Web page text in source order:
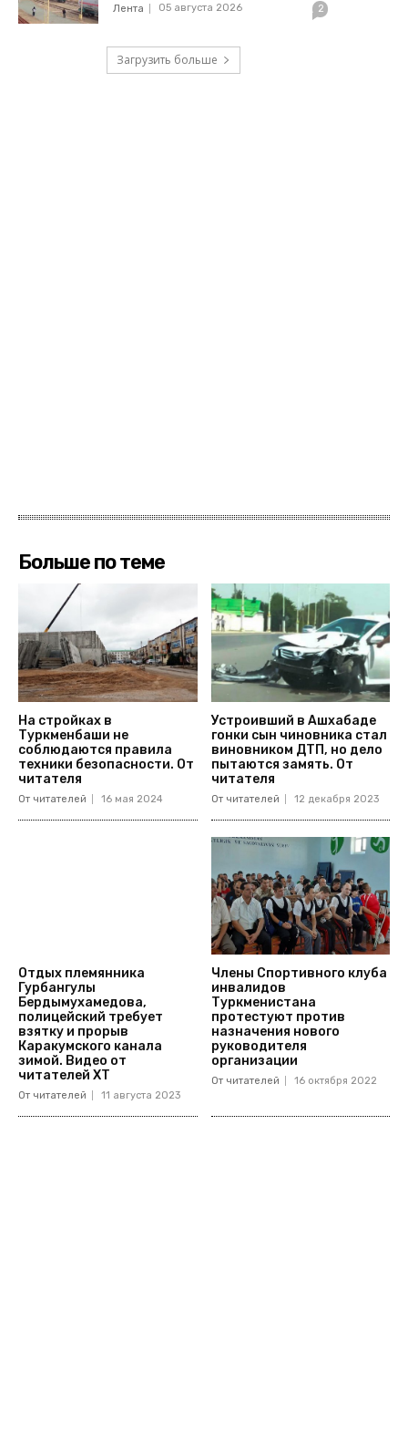
Лента 05 августа 2026 2
Загрузить больше
Больше по теме
На стройках в
Туркменбаши не
соблюдаются правила
техники безопасности. От
читателя
От читателей 16 мая 2024
Устроивший в Ашхабаде
гонки сын чиновника стал
виновником ДТП, но дело
пытаются замять. От
читателя
От читателей 12 декабря 2023
Отдых племянника
Гурбангулы
Бердымухамедова,
полицейский требует
взятку и прорыв
Каракумского канала
зимой. Видео от
читателей ХТ
От читателей 11 августа 2023
Члены Спортивного клуба
инвалидов
Туркменистана
протестуют против
назначения нового
руководителя
организации
От читателей 16 октября 2022